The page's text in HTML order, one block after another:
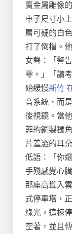
賣金屬雕像
車子尺寸小
層可疑的白
打了倒檔。
女聲：「警
零。」「請
始緩慢新竹
音系統，而
後視鏡。當
菲的銅製獨
片羞澀的耳
低語：「你
手殘感覺心
那座高聳入
式停車塔，
綠光。這棟
空著，並且